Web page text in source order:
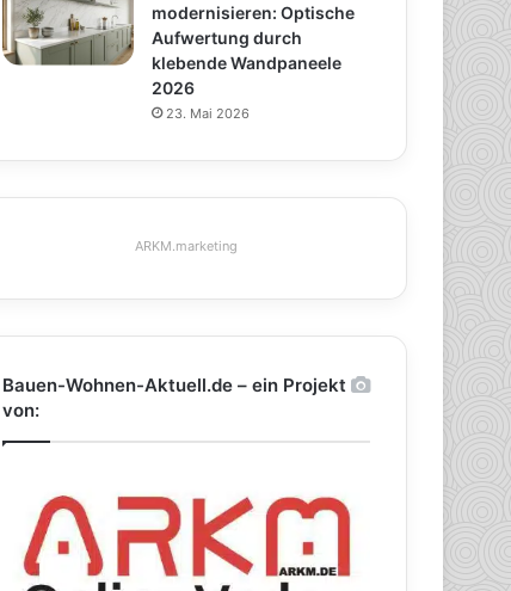
modernisieren: Optische
Aufwertung durch
klebende Wandpaneele
2026
23. Mai 2026
ARKM.marketing
Bauen-Wohnen-Aktuell.de – ein Projekt
von: